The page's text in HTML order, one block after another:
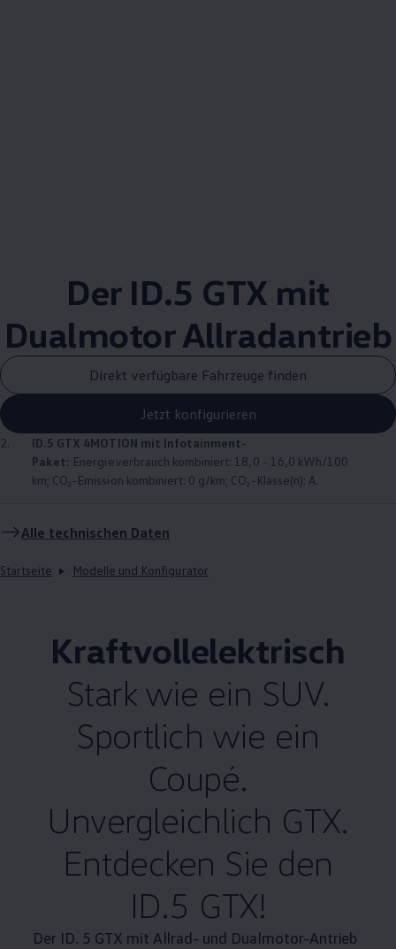
Der ID.5 GTX mit
DualmotorAllradantrieb
Direkt verfügbare Fahrzeuge finden
Jetzt konfigurieren
2. ID.5 GTX 4MOTION mit Infotainment-
Paket: Energieverbrauch kombiniert: 18,0 - 16,0 kWh/100
km; CO₂-Emission kombiniert: 0 g/km; CO₂-Klasse(n): A.
Alle technischen Daten
Startseite Modelle und Konfigurator
Kraftvollelektrisch
Stark wie ein SUV.
Sportlich wie ein
Coupé.
Unvergleichlich GTX.
Entdecken Sie den
ID.5 GTX!
Der ID. 5 GTX mit Allrad- und Dualmotor-Antrieb